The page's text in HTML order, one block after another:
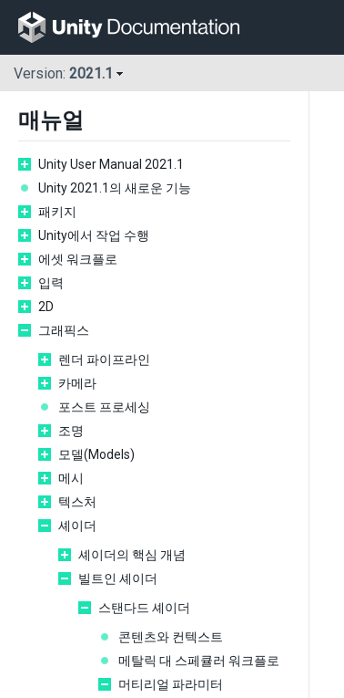
Version: 2021.1
매뉴얼
Unity User Manual 2021.1
Unity 2021.1의 새로운 기능
패키지
Unity에서 작업 수행
에셋 워크플로
입력
2D
그래픽스
렌더 파이프라인
카메라
포스트 프로세싱
조명
모델(Models)
메시
텍스처
셰이더
셰이더의 핵심 개념
빌트인 셰이더
스탠다드 셰이더
콘텐츠와 컨텍스트
메탈릭 대 스페큘러 워크플로
머티리얼 파라미터